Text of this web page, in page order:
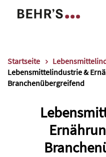
Startseite
Lebensmittelindustrie &
Branchenübergreifend